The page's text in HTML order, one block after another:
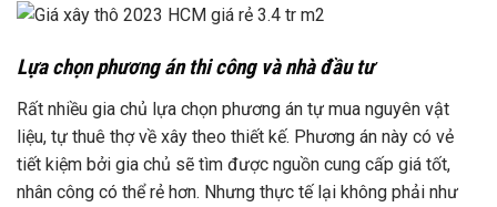
Lựa chọn phương án thi công và nhà đầu tư
Rất nhiều gia chủ lựa chọn phương án tự mua nguyên vật
liệu, tự thuê thợ về xây theo thiết kế. Phương án này có vẻ
tiết kiệm bởi gia chủ sẽ tìm được nguồn cung cấp giá tốt,
nhân công có thể rẻ hơn. Nhưng thực tế lại không phải như